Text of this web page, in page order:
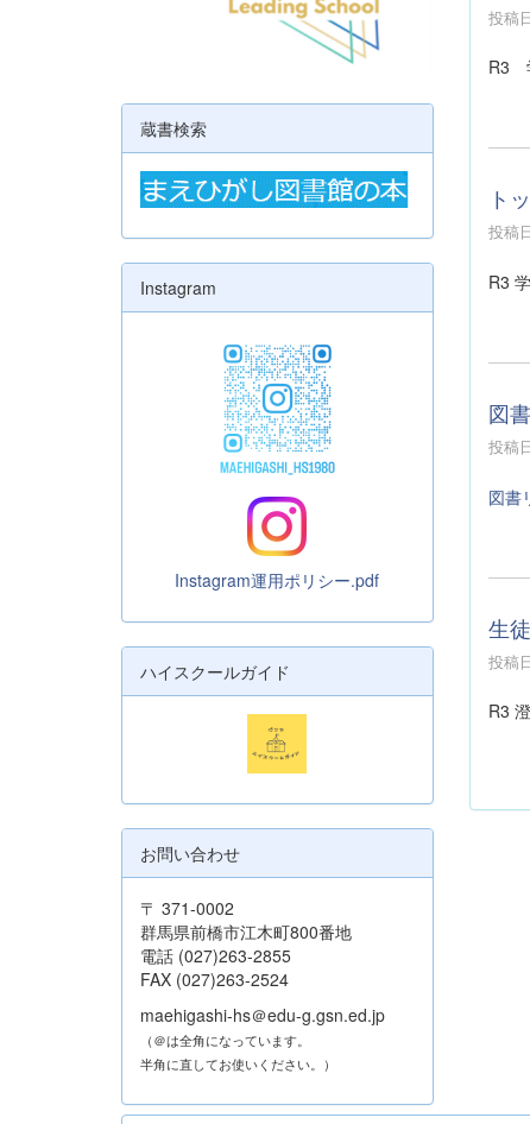
投稿
R3
ト
投稿
R3
図
投稿
図書
生
投稿
R3
蔵書検索
Instagram
Instagram運用ポリシー.pdf
ハイスクールガイド
お問い合わせ
〒 371-0002
群馬県前橋市江木町800番地
電話 (027)263-2855
FAX (027)263-2524
maehigashi-hs＠edu-g.gsn.ed.jp
（＠は全角になっています。
半角に直してお使いください。）